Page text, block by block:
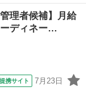
理者候補】月給
ディネー…
提携サイト 7月23日